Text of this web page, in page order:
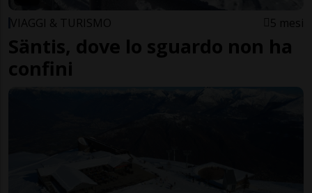
VIAGGI & TURISMO 5 mesi
Säntis, dove lo sguardo non ha
confini